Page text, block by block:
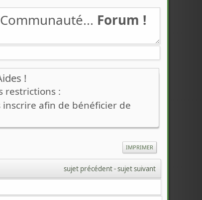
Forum !
!
restrictions :
inscrire afin de bénéficier de
IMPRIMER
sujet précédent - sujet suivant